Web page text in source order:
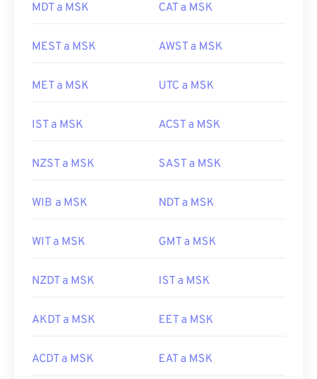
MDT a MSK CAT a MSK
MEST a MSK AWST a MSK
MET a MSK UTC a MSK
IST a MSK ACST a MSK
NZST a MSK SAST a MSK
WIB a MSK NDT a MSK
WIT a MSK GMT a MSK
NZDT a MSK IST a MSK
AKDT a MSK EET a MSK
ACDT a MSK EAT a MSK